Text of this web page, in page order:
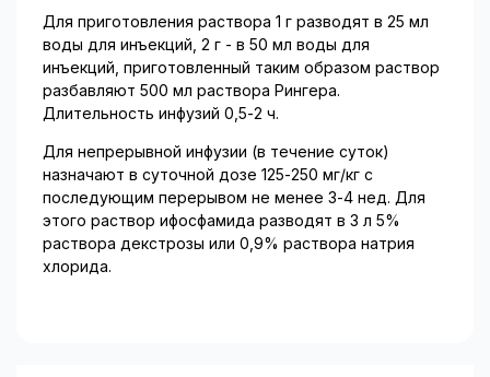
Для приготовления раствора 1 г разводят в 25 мл
воды для инъекций, 2 г - в 50 мл воды для
инъекций, приготовленный таким образом раствор
разбавляют 500 мл раствора Рингера.
Длительность инфузий 0,5-2 ч.
Для непрерывной инфузии (в течение суток)
назначают в суточной дозе 125-250 мг/кг с
последующим перерывом не менее 3-4 нед. Для
этого раствор ифосфамида разводят в 3 л 5%
раствора декстрозы или 0,9% раствора натрия
хлорида.